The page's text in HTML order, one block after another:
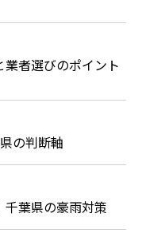
者選びのポイント
の判断軸
葉県の豪雨対策